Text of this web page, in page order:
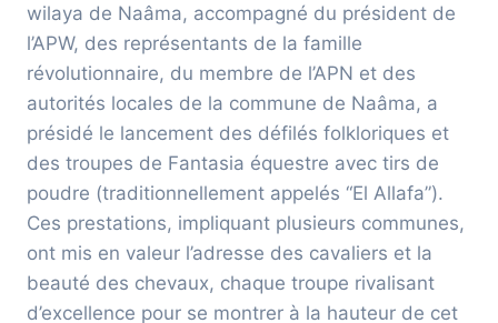
wilaya de Naâma, accompagné du président de
l’APW, des représentants de la famille
révolutionnaire, du membre de l’APN et des
autorités locales de la commune de Naâma, a
présidé le lancement des défilés folkloriques et
des troupes de Fantasia équestre avec tirs de
poudre (traditionnellement appelés “El Allafa”).
Ces prestations, impliquant plusieurs communes,
ont mis en valeur l’adresse des cavaliers et la
beauté des chevaux, chaque troupe rivalisant
d’excellence pour se montrer à la hauteur de cet